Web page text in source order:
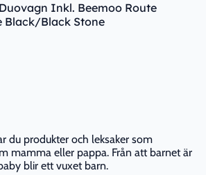
Inkl. Beemoo Route
Black/Black Stone
du produkter och leksaker som
mamma eller pappa. Från att barnet är
blir ett vuxet barn.